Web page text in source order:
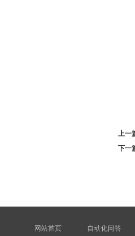
上一
下一
网站首页 自动化问答